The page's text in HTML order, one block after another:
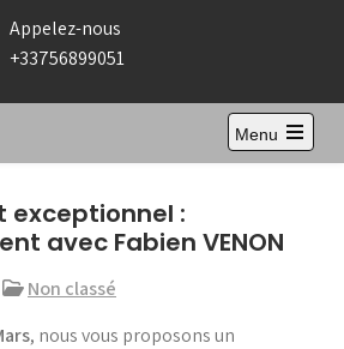
Appelez-nous
+33756899051
Menu
Open
exceptionnel :
avec Fabien VENON
Non classé
, nous vous proposons un